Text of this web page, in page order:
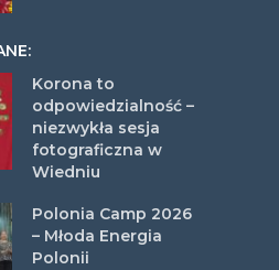
Korona to
odpowiedzialność –
niezwykła sesja
fotograficzna w
Wiedniu
Polonia Camp 2026
– Młoda Energia
Polonii